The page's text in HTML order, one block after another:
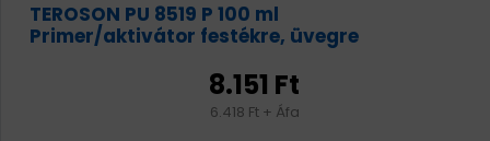
TEROSON PU 8519 P 100 ml
Primer/aktivátor festékre, üvegre
8.151 Ft
6.418 Ft + Áfa